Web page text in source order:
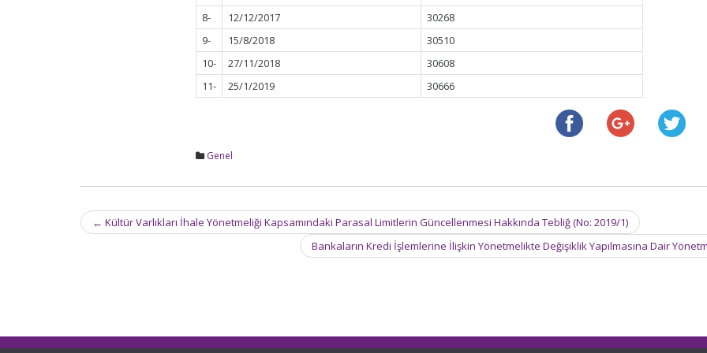
8-
12/12/2017
30268
9-
15/8/2018
30510
10-
27/11/2018
30608
11-
25/1/2019 30666
Genel
Post
navigation
← Kültür Varlıkları İhale Yönetmeliği Kapsamındaki Parasal Limitlerin Güncellenmesi Hakkında Tebliğ (No: 2019/1)
Bankaların Kredi İşlemlerine İlişkin Yönetmelikte Değişiklik Yapılmasına Dair